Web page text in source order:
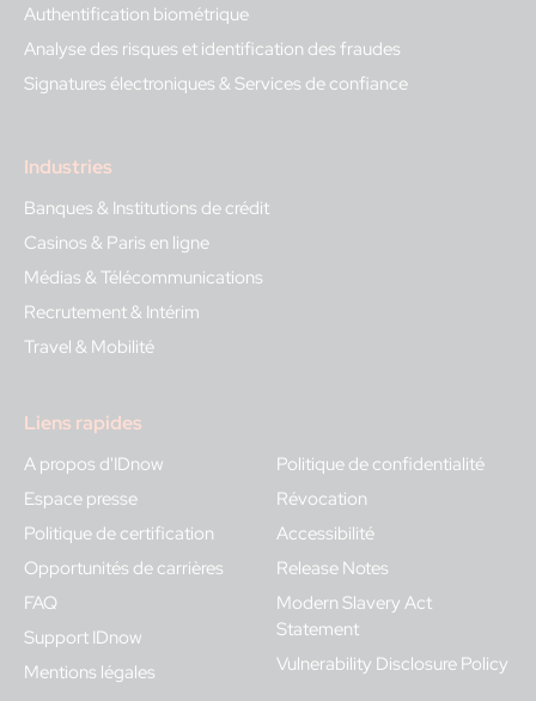
Authentification biométrique
Analyse des risques et identification des fraudes
Signatures électroniques & Services de confiance
Industries
Banques & Institutions de crédit
Casinos & Paris en ligne
Médias & Télécommunications
Recrutement & Intérim
Travel & Mobilité
Liens rapides
A propos d'IDnow
Espace presse
Politique de certification
Opportunités de carrières
FAQ
Support IDnow
Mentions légales
Politique de confidentialité
Révocation
Accessibilité
Release Notes
Modern Slavery Act
Statement
Vulnerability Disclosure Policy